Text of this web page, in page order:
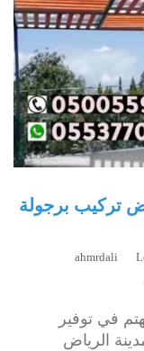
تركيب برجولة
ahmrdali
في توفير
الرياض